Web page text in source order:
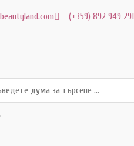
(+359) 892 949 291